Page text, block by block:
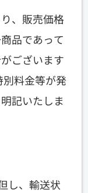
、販売価格
品であって
ございます
料金等が発
記いたしま
し、輸送状